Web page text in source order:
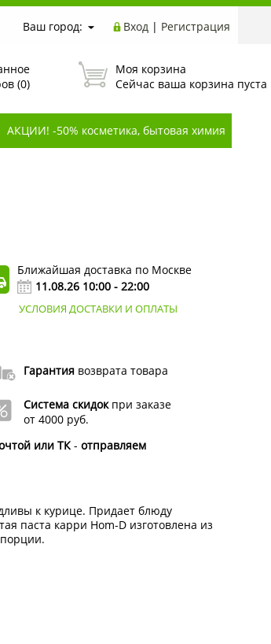
Ваш город: Вход | Регистрация
(0)
Моя корзина
Сейчас ваша корзина пуста
АКЦИИ! -50% косметика, бытовая химия
Ближайшая доставка по Москве
11.08.26 10:00 - 22:00
УСЛОВИЯ ДОСТАВКИ И ОПЛАТЫ
Гарантиявозврата товара
Система скидокпри заказе
от 4000 руб.
или ТК- отправляем
к курице. Придает блюду
паста карри Hom-D изготовлена из